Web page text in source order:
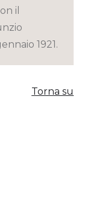
il
1921.
Torna su